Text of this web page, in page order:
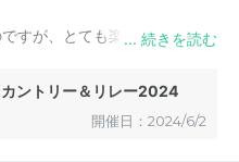
すが、とても楽しく、最後は
ントリー＆リレー2024
開催日：2024/6/2